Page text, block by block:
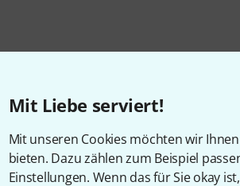
Mit Liebe serviert!
Mit unseren Cookies möchten wir
bieten. Dazu zählen zum Beispiel
Einstellungen. Wenn das für Sie okay